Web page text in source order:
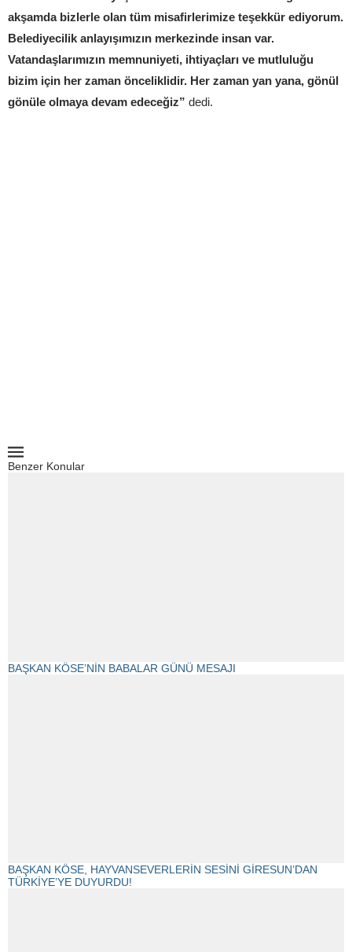
akşamda bizlerle olan tüm misafirlerimize teşekkür ediyorum.
Belediyecilik anlayışımızın merkezinde insan var.
Vatandaşlarımızın memnuniyeti, ihtiyaçları ve mutluluğu
bizim için her zaman önceliklidir. Her zaman yan yana, gönül
gönüle olmaya devam edeceğiz” dedi.
Benzer Konular
BAŞKAN KÖSE’NİN BABALAR GÜNÜ MESAJI
BAŞKAN KÖSE, HAYVANSEVERLERİN SESİNİ GİRESUN’DAN
TÜRKİYE’YE DUYURDU!